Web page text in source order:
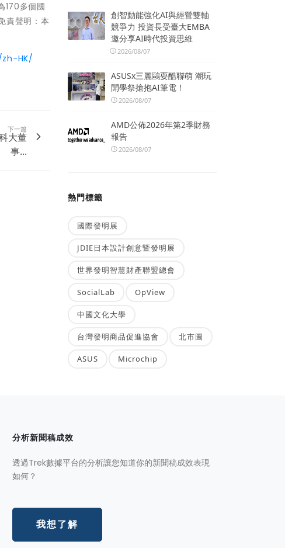
170多個國
責聲明：本
HK/
下一篇
大董
事...
創智動能強化AI與經營雙軸
競爭力 投資長受臺大EMBA
邀分享AI時代投資思維
2026/08/07
ASUSx三麗鷗耍酷聯萌 潮玩
開學祭搶抱AI筆電！
2026/08/07
AMD公佈2026年第2季財務
報告
2026/08/07
熱門標籤
國際發明展
JDIE日本設計創意暨發明展
世界發明智慧財產聯盟總會
SocialLab OpView
中國文化大學
台灣發明商品促進協會 北市圖
ASUS Microchip
分析新聞稿成效
透過Trek數據平台的分析讓您知道你的新聞稿成效表現
如何？
我想了解